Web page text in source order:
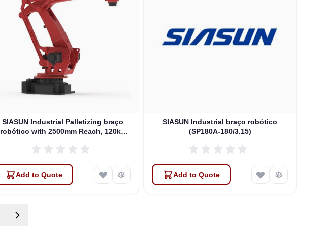
SIASUN Industrial Palletizing braço
robótico with 2500mm Reach, 120kg
120/2.50)
Add to Quote
SIASUN Industrial braço robótico
(SP180A-180/3.15)
Add to Quote